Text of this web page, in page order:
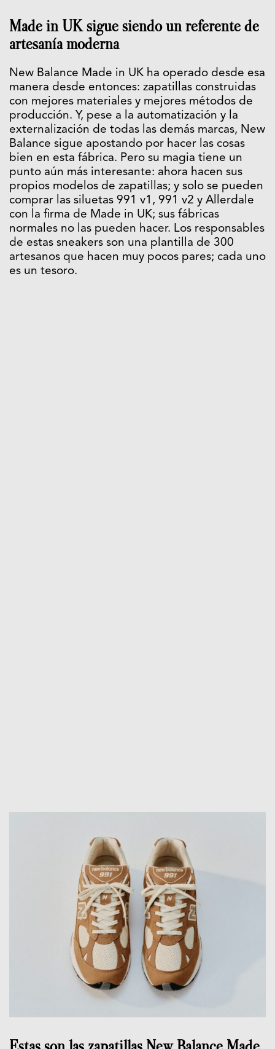
Made in UK sigue siendo un referente de
artesanía moderna
New Balance Made in UK ha operado desde esa
manera desde entonces: zapatillas construidas
con mejores materiales y mejores métodos de
producción. Y, pese a la automatización y la
externalización de todas las demás marcas, New
Balance sigue apostando por hacer las cosas
bien en esta fábrica. Pero su magia tiene un
punto aún más interesante: ahora hacen sus
propios modelos de zapatillas; y solo se pueden
comprar las siluetas 991 v1, 991 v2 y Allerdale
con la firma de Made in UK; sus fábricas
normales no las pueden hacer. Los responsables
de estas sneakers son una plantilla de 300
artesanos que hacen muy pocos pares; cada uno
es un tesoro.